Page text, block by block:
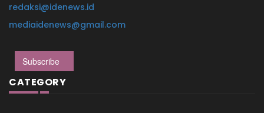
redaksi@idenews.id
mediaidenews@gmail.com
Subscribe
CATEGORY